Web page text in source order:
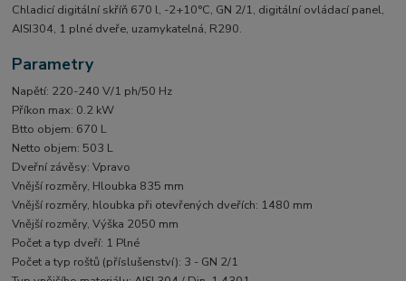
Chladicí digitální skříň 670 l, -2+10°C, GN 2/1, digitální ovládací panel,
AISI304, 1 plné dveře, uzamykatelná, R290.
Parametry
Napětí: 220-240 V/1 ph/50 Hz
Příkon max: 0.2 kW
Btto objem: 670 L
Netto objem: 503 L
Dveřní závěsy: Vpravo
Vnější rozměry, Hloubka 835 mm
Vnější rozměry, hloubka při otevřených dveřích: 1480 mm
Vnější rozměry, Výška 2050 mm
Počet a typ dveří: 1 Plné
Počet a typ roštů (příslušenství): 3 - GN 2/1